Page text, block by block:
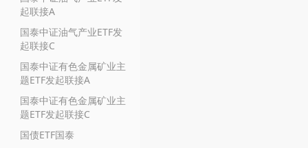
起联接A
国泰中证油气产业ETF发
起联接C
国泰中证有色金属矿业主
题ETF发起联接A
国泰中证有色金属矿业主
题ETF发起联接C
国债ETF国泰